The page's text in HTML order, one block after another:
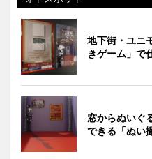
地下街・ユニ
きゲーム」で
窓からぬいぐ
できる「ぬい